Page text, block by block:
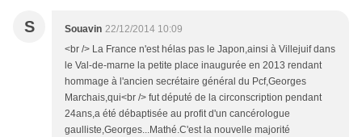
S Souavin 22/12/2014 10:09
<br /> La France n'est hélas pas le Japon,ainsi à Villejuif dans
le Val-de-marne la petite place inaugurée en 2013 rendant
hommage à l'ancien secrétaire général du Pcf,Georges
Marchais,qui<br /> fut député de la circonscription pendant
24ans,a été débaptisée au profit d'un cancérologue
gaulliste,Georges...Mathé.C'est la nouvelle majorité